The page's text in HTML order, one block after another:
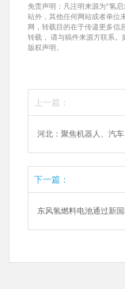
免责声明：凡注明来源为“氢
站外，其他任何网站或者单位
网，转载目的在于传递更多信
转载， 请与稿件来源方联系
版权声明。
上一篇：
河北：聚焦机器人、汽
下一篇：
东风氢燃料电池通过新